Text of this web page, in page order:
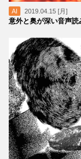
AI 2019.04.15 [月]
意外と奥が深い音声